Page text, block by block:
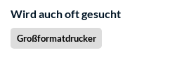
Wird auch oft gesucht
Großformatdrucker